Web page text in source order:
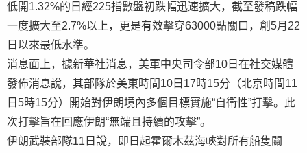
低開1.32%的日經225指數盤初跌幅迅速擴大，截至發稿跌幅
一度擴大至2.7%以上，更是有效擊穿63000點關口，創5月22
日以來最低水準。
消息面上，據新華社消息，美軍中央司令部10日在社交媒體
發佈消息說，其部隊於美東時間10日17時15分（北京時間11
日5時15分）開始對伊朗境內多個目標實施“自衛性”打擊。此
次打擊旨在回應伊朗“無端且持續的攻擊”。
伊朗武裝部隊11日說，即日起霍爾木茲海峽對所有船隻關